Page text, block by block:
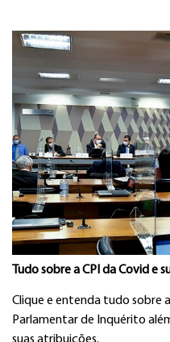
Tudo sobre a CPI da Covid e
Clique e entenda tudo sobre
Parlamentar de Inquérito